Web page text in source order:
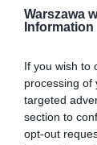
Warszawa
Information
If you wish to
processing of
targeted
section to
opt-out